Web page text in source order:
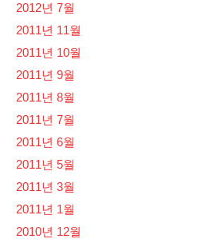
2012년 7월
2011년 11월
2011년 10월
2011년 9월
2011년 8월
2011년 7월
2011년 6월
2011년 5월
2011년 3월
2011년 1월
2010년 12월